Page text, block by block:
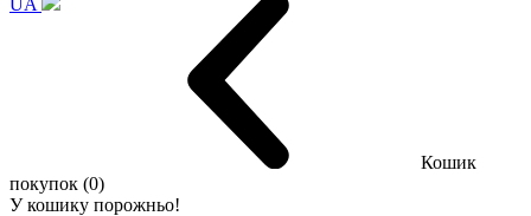
Кошик
покупок (0)
У кошику порожньо!